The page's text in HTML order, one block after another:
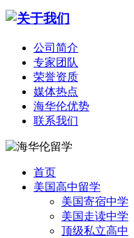
公司简介
专家团队
荣誉资质
媒体热点
海华伦优势
联系我们
首页
美国高中留学
美国寄宿中学
美国走读中学
顶级私立高中